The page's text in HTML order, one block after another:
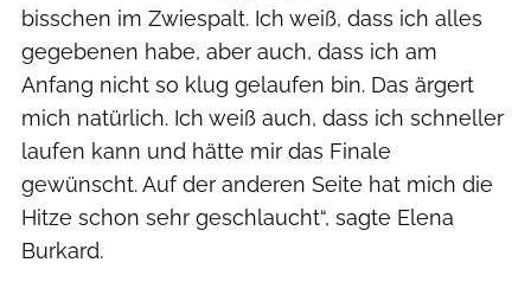
bisschen im Zwiespalt. Ich weiß, dass ich alles
gegebenen habe, aber auch, dass ich am
Anfang nicht so klug gelaufen bin. Das ärgert
mich natürlich. Ich weiß auch, dass ich schneller
laufen kann und hätte mir das Finale
gewünscht. Auf der anderen Seite hat mich die
Hitze schon sehr geschlaucht“, sagte Elena
Burkard.